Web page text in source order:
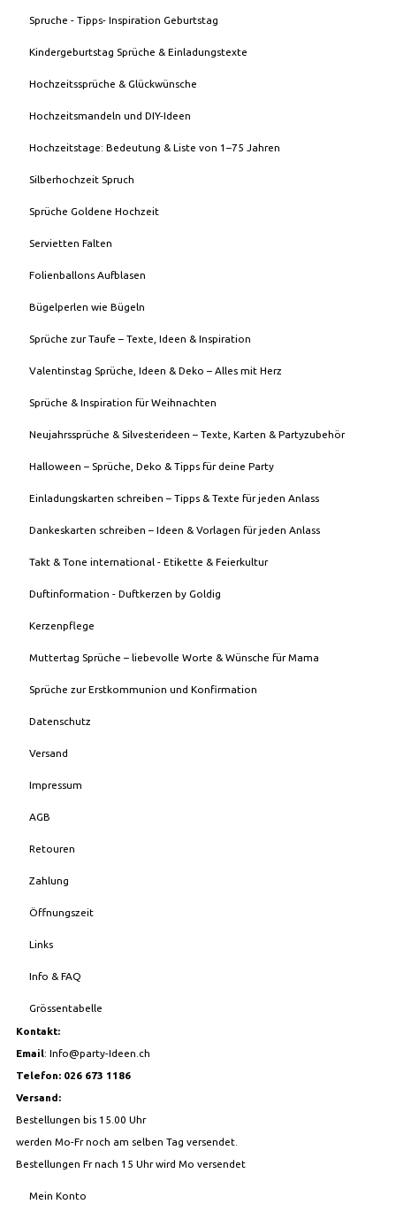
Spruche - Tipps- Inspiration Geburtstag
Kindergeburtstag Sprüche & Einladungstexte
Hochzeitssprüche & Glückwünsche
Hochzeitsmandeln und DIY-Ideen
Hochzeitstage: Bedeutung & Liste von 1–75 Jahren
Silberhochzeit Spruch
Sprüche Goldene Hochzeit
Servietten Falten
Folienballons Aufblasen
Bügelperlen wie Bügeln
Sprüche zur Taufe – Texte, Ideen & Inspiration
Valentinstag Sprüche, Ideen & Deko – Alles mit Herz
Sprüche & Inspiration für Weihnachten
Neujahrssprüche & Silvesterideen – Texte, Karten & Partyzubehör
Halloween – Sprüche, Deko & Tipps für deine Party
Einladungskarten schreiben – Tipps & Texte für jeden Anlass
Dankeskarten schreiben – Ideen & Vorlagen für jeden Anlass
Takt & Tone international - Etikette & Feierkultur
Duftinformation - Duftkerzen by Goldig
Kerzenpflege
Muttertag Sprüche – liebevolle Worte & Wünsche für Mama
Sprüche zur Erstkommunion und Konfirmation
Datenschutz
Versand
Impressum
AGB
Retouren
Zahlung
Öffnungszeit
Links
Info & FAQ
Grössentabelle
Kontakt:
Email: Info@party-Ideen.ch
Telefon: 026 673 1186
Versand:
Bestellungen bis 15.00 Uhr
werden Mo-Fr noch am selben Tag versendet.
Bestellungen Fr nach 15 Uhr wird Mo versendet
Mein Konto